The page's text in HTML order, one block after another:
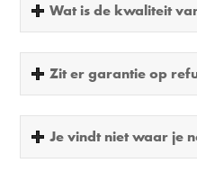
Wat is de kwaliteit
Zit er garantie op
Je vindt niet waar je